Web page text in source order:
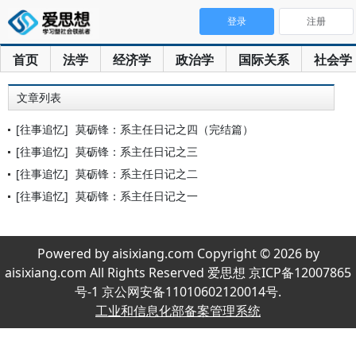
首页 法学 经济学 政治学 国际关系 社会学
登录 注册
文章列表
[往事追忆] 莫砺锋：系主任日记之四（完结篇）
[往事追忆] 莫砺锋：系主任日记之三
[往事追忆] 莫砺锋：系主任日记之二
[往事追忆] 莫砺锋：系主任日记之一
Powered by aisixiang.com Copyright © 2026 by
aisixiang.com All Rights Reserved 爱思想 京ICP备12007865
号-1 京公网安备11010602120014号.
工业和信息化部备案管理系统